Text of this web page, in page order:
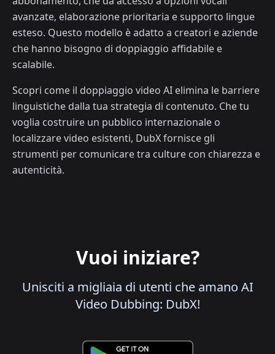
avanzate, elaborazione prioritaria e supporto lingue
esteso. Questo modello è adatto a creatori e aziende
che hanno bisogno di doppiaggio affidabile e
scalabile.
Scopri come il doppiaggio video AI elimina le barriere
linguistiche dalla tua strategia di contenuto. Che tu
voglia costruire un pubblico internazionale o
localizzare video esistenti, DubX fornisce gli
strumenti per comunicare tra culture con chiarezza e
autenticità.
Vuoi iniziare?
Unisciti a migliaia di utenti che amano AI
Video Dubbing: DubX!